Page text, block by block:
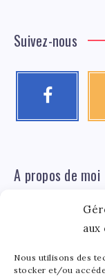
aux
Nous utilisons des
stocker et/ou
Suivez-nous
A propos de moi
Léa